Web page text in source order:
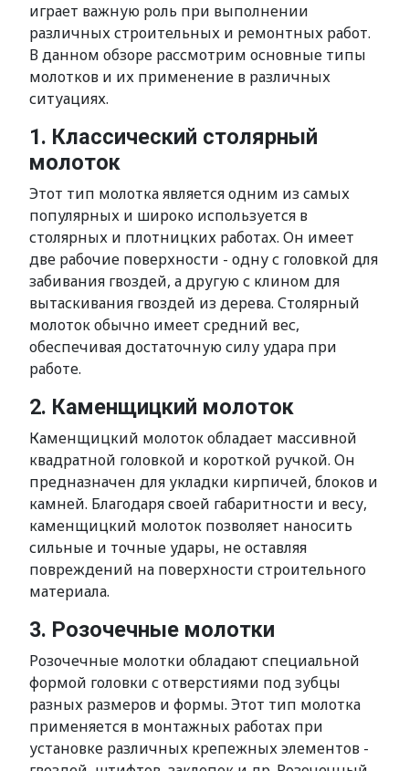
играет важную роль при выполнении
различных строительных и ремонтных работ.
В данном обзоре рассмотрим основные типы
молотков и их применение в различных
ситуациях.
1. Классический столярный
молоток
Этот тип молотка является одним из самых
популярных и широко используется в
столярных и плотницких работах. Он имеет
две рабочие поверхности - одну с головкой для
забивания гвоздей, а другую с клином для
вытаскивания гвоздей из дерева. Столярный
молоток обычно имеет средний вес,
обеспечивая достаточную силу удара при
работе.
2. Каменщицкий молоток
Каменщицкий молоток обладает массивной
квадратной головкой и короткой ручкой. Он
предназначен для укладки кирпичей, блоков и
камней. Благодаря своей габаритности и весу,
каменщицкий молоток позволяет наносить
сильные и точные удары, не оставляя
повреждений на поверхности строительного
материала.
3. Розочечные молотки
Розочечные молотки обладают специальной
формой головки с отверстиями под зубцы
разных размеров и формы. Этот тип молотка
применяется в монтажных работах при
установке различных крепежных элементов -